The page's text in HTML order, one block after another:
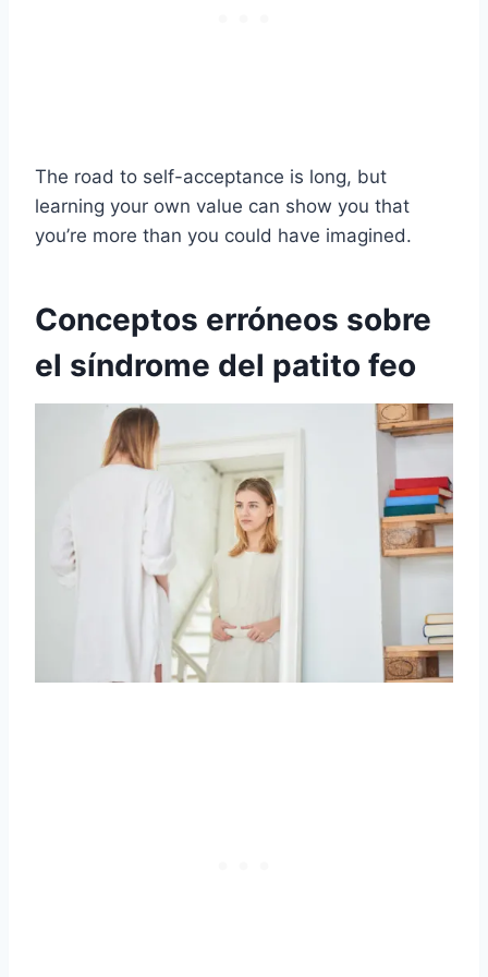
The road to self-acceptance is long, but
learning your own value can show you that
you’re more than you could have imagined.
Conceptos erróneos sobre
el síndrome del patito feo